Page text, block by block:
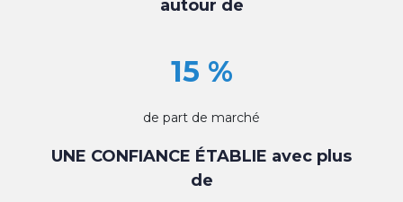
autour de
15 %
de part de marché
UNE CONFIANCE ÉTABLIE avec plus
de